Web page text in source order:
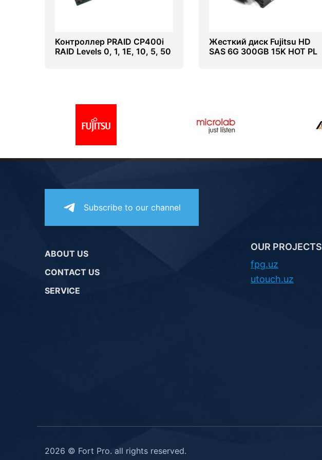
Контроллер PRAID CP400i
RAID Levels 0, 1, 1E, 10, 5, 50
Жесткий диск Fujitsu HD
SAS 6G 300GB 15K HOT PL
Subscribe to our channel
ABOUT US
CONTACT US
SERVICE
OUR PROJECTS
fpg.uz
utouch.uz
2026 © Fort Pro. all rights reserved.